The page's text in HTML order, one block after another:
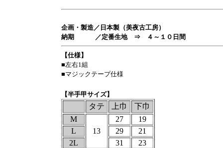
企画・製造／日本製（美夜古工房）
納期 ／定番生地 ⇒ ４～１０日間
【仕様】
■左右1組
■マジックテープ仕様
【半手甲サイズ】
タテ 上巾
下巾
M
13
27
19
L
29
21
2L
31 23